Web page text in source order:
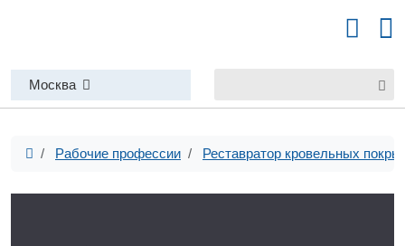
Москва
Рабочие профессии Реставратор кровельных